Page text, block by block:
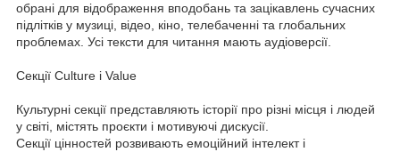
обрані для відображення вподобань та зацікавлень сучасних
підлітків у музиці, відео, кіно, телебаченні та глобальних
проблемах. Усі тексти для читання мають аудіоверсії.
Секції Culture i Value
Культурні секції представляють історії про різні місця і людей
у світі, містять проєкти і мотивуючі дискусії.
Секції цінностей розвивають емоційний інтелект і